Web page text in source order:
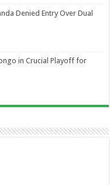
Denied Entry Over Dual
in Crucial Playoff for